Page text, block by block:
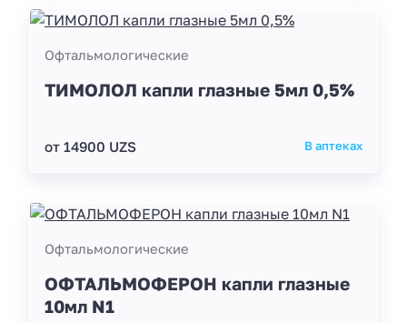
Офтальмологические
ТИМОЛОЛ капли глазные 5мл 0,5%
от 14900 UZS В аптеках
Офтальмологические
ОФТАЛЬМОФЕРОН капли глазные
10мл N1